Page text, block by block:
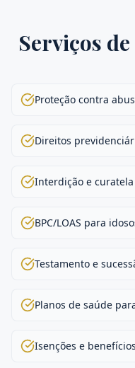
Serviços de
Proteção contra
Direitos
Interdição e curatela
BPC/LOAS para
Testamento e
Planos de saúde
Isenções e